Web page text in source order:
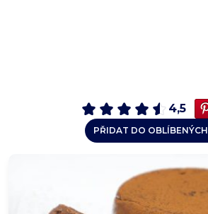
4,5
PŘIDAT DO OBLÍBENÝCH